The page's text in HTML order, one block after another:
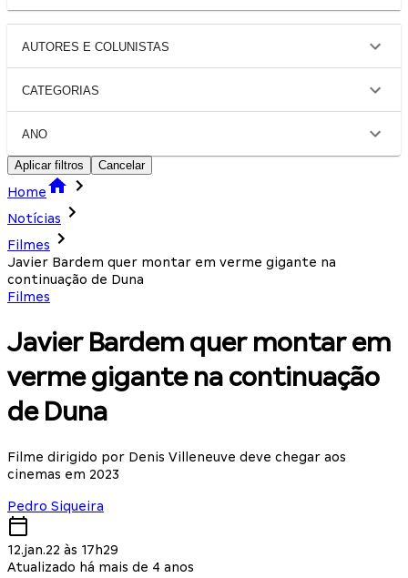
AUTORES E COLUNISTAS
CATEGORIAS
ANO
Aplicar filtros Cancelar
Home
Notícias
Filmes
Javier Bardem quer montar em verme gigante na
continuação de Duna
Filmes
Javier Bardem quer montar em
verme gigante na continuação
de Duna
Filme dirigido por Denis Villeneuve deve chegar aos
cinemas em 2023
Pedro Siqueira
12.jan.22 às 17h29
Atualizado há mais de 4 anos